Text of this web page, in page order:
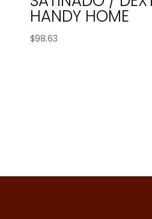
HANDY HOME
$98.63